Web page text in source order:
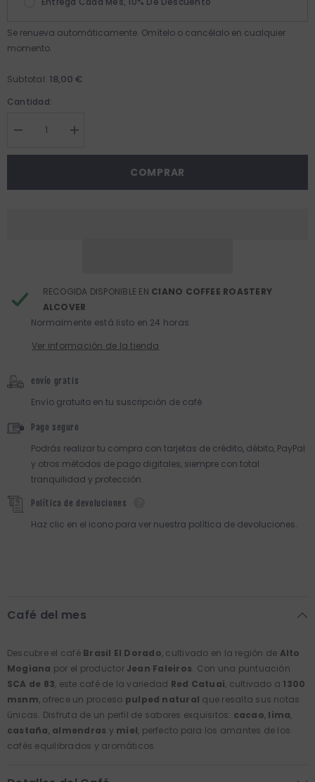
Se renueva automáticamente. Omítelo o cancélalo en cualquier
momento.
Subtotal: 18,00 €
Cantidad:
Disminuir
para
Aumentar
para
COMPRAR
RECOGIDA DISPONIBLE EN CIANO COFFEE ROASTERY
ALCOVER
Normalmente está listo en 24 horas
Ver información de la tienda
envío gratis
Envío gratuito en tu suscripción de café
Pago seguro
Podrás realizar tu compra con tarjetas de crédito, débito, PayPal
y otros métodos de pago digitales, siempre con total
tranquilidad y protección.
Política de devoluciones
Haz clic en el icono para ver nuestra política de devoluciones.
Café del mes
Descubre el café Brasil El Dorado, cultivado en la región de Alto
Mogiana por el productor Jean Faleiros. Con una puntuación
SCA de 83, este café de la variedad Red Catuai, cultivado a 1300
msnm, ofrece un proceso pulped natural que resalta sus notas
únicas. Disfruta de un perfil de sabores exquisitos: cacao, lima,
castaña, almendras y miel, perfecto para los amantes de los
cafés equilibrados y aromáticos.